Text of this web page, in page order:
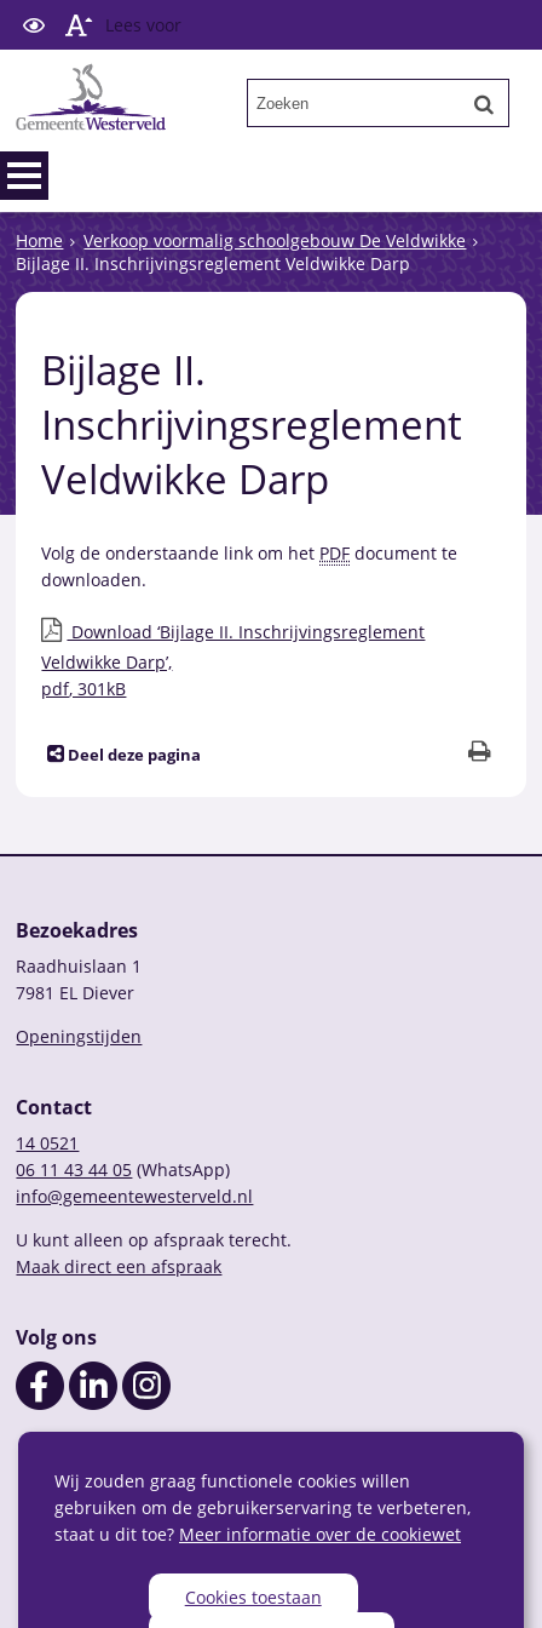
Wij zouden graag functionele cookies willen
gebruiken om de gebruikerservaring te verbeteren,
staat u dit toe? Meer informatie over de cookiewet
Cookies toestaan
Lees voor
Home
Verkoop voormalig schoolgebouw De Veldwikke
Bijlage II. Inschrijvingsreglement Veldwikke Darp
Bijlage II.
Inschrijvingsreglement
Veldwikke Darp
Volg de onderstaande link om het PDF document te
downloaden.
Download ‘Bijlage II. Inschrijvingsreglement
Veldwikke Darp’,
pdf, 301kB
Deel deze pagina
Bezoekadres
Raadhuislaan 1
7981 EL Diever
Openingstijden
Contact
14 0521
06 11 43 44 05 (WhatsApp)
info@gemeentewesterveld.nl
U kunt alleen op afspraak terecht.
Maak direct een afspraak
Volg ons